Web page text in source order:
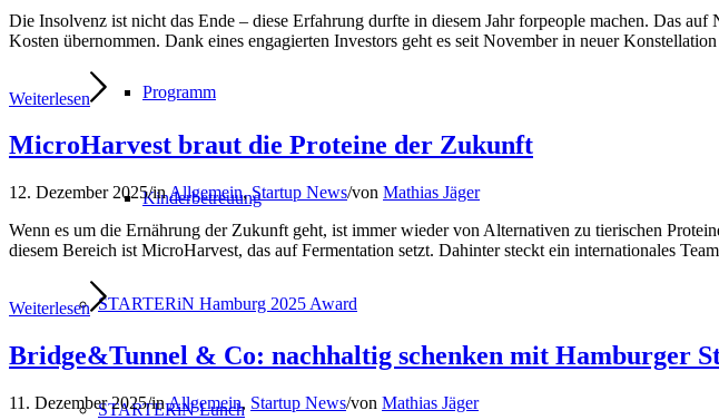
Programm
Kinderbetreuung
STARTERiN Hamburg 2025 Award
STARTERiN Lunch
Die Insolvenz ist nicht das Ende – diese Erfahrung durfte in diesem Jahr forpeople machen. Das
Kosten übernommen. Dank eines engagierten Investors geht es seit November in neuer
Weiterlesen
MicroHarvest braut die Proteine der Zukunft
12. Dezember 2025/inAllgemein,Startup News/von Mathias Jäger
Wenn es um die Ernährung der Zukunft geht, ist immer wieder von Alternativen zu tierischen
diesem Bereich ist MicroHarvest, das auf Fermentation setzt. Dahinter steckt ein internationales
Weiterlesen
Bridge&Tunnel & Co: nachhaltig schenken mit Hamburger
11. Dezember 2025/inAllgemein, Startup News/von Mathias Jäger